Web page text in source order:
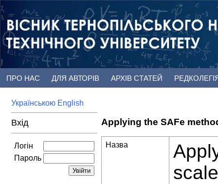
ПРО НАС ДЛЯ АВТОРІВ АРХІВ СТАТЕЙ
Українською English
Вхід
Логін
Пароль
Applying the SAFe
Назва